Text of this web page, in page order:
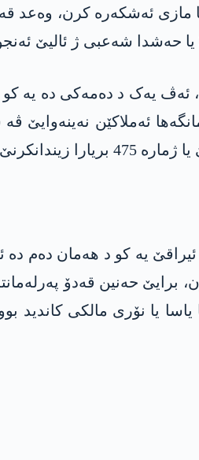
مازی ئەشکەرە کرن، وەعد
ئەڤ یەک د دەمەکی دە یە
ئەڤ بریارە نەهاتیە جیبجیکرن.